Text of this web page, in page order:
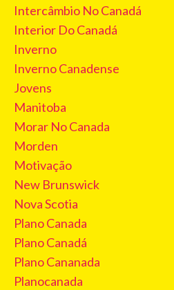
Intercâmbio No Canadá
Interior Do Canadá
Inverno
Inverno Canadense
Jovens
Manitoba
Morar No Canada
Morden
Motivação
New Brunswick
Nova Scotia
Plano Canada
Plano Canadá
Plano Cananada
Planocanada